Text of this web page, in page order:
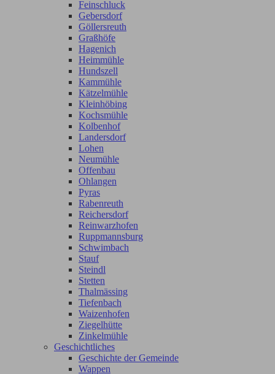
Feinschluck
Gebersdorf
Göllersreuth
Graßhöfe
Hagenich
Heimmühle
Hundszell
Kammühle
Kätzelmühle
Kleinhöbing
Kochsmühle
Kolbenhof
Landersdorf
Lohen
Neumühle
Offenbau
Ohlangen
Pyras
Rabenreuth
Reichersdorf
Reinwarzhofen
Ruppmannsburg
Schwimbach
Stauf
Steindl
Stetten
Thalmässing
Tiefenbach
Waizenhofen
Ziegelhütte
Zinkelmühle
Geschichtliches
Geschichte der Gemeinde
Wappen